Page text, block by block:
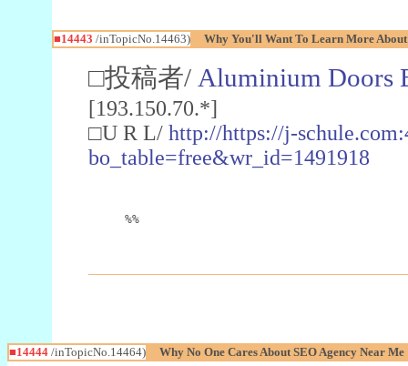
■14443 /inTopicNo.14463) Why You'll Want To Learn More
□投稿者/ Aluminium Doors
[193.150.70.*]
□U R L/ http://https://j-
bo_table=free&wr_id=1491918
%%
■14444 /inTopicNo.14464) Why No One Cares About SEO Agency Near Me